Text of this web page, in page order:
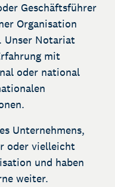
Geschäftsführer
Organisation
Unser Notariat
mit
oder national
Unternehmens,
oder vielleicht
und haben
weiter.